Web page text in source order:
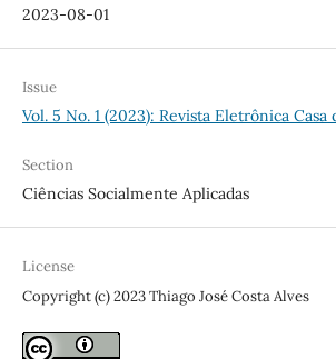
2023-08-01
Issue
Vol. 5 No. 1 (2023): Revista Eletrônica
Section
Ciências Socialmente Aplicadas
License
Copyright (c) 2023 Thiago José Costa Alves